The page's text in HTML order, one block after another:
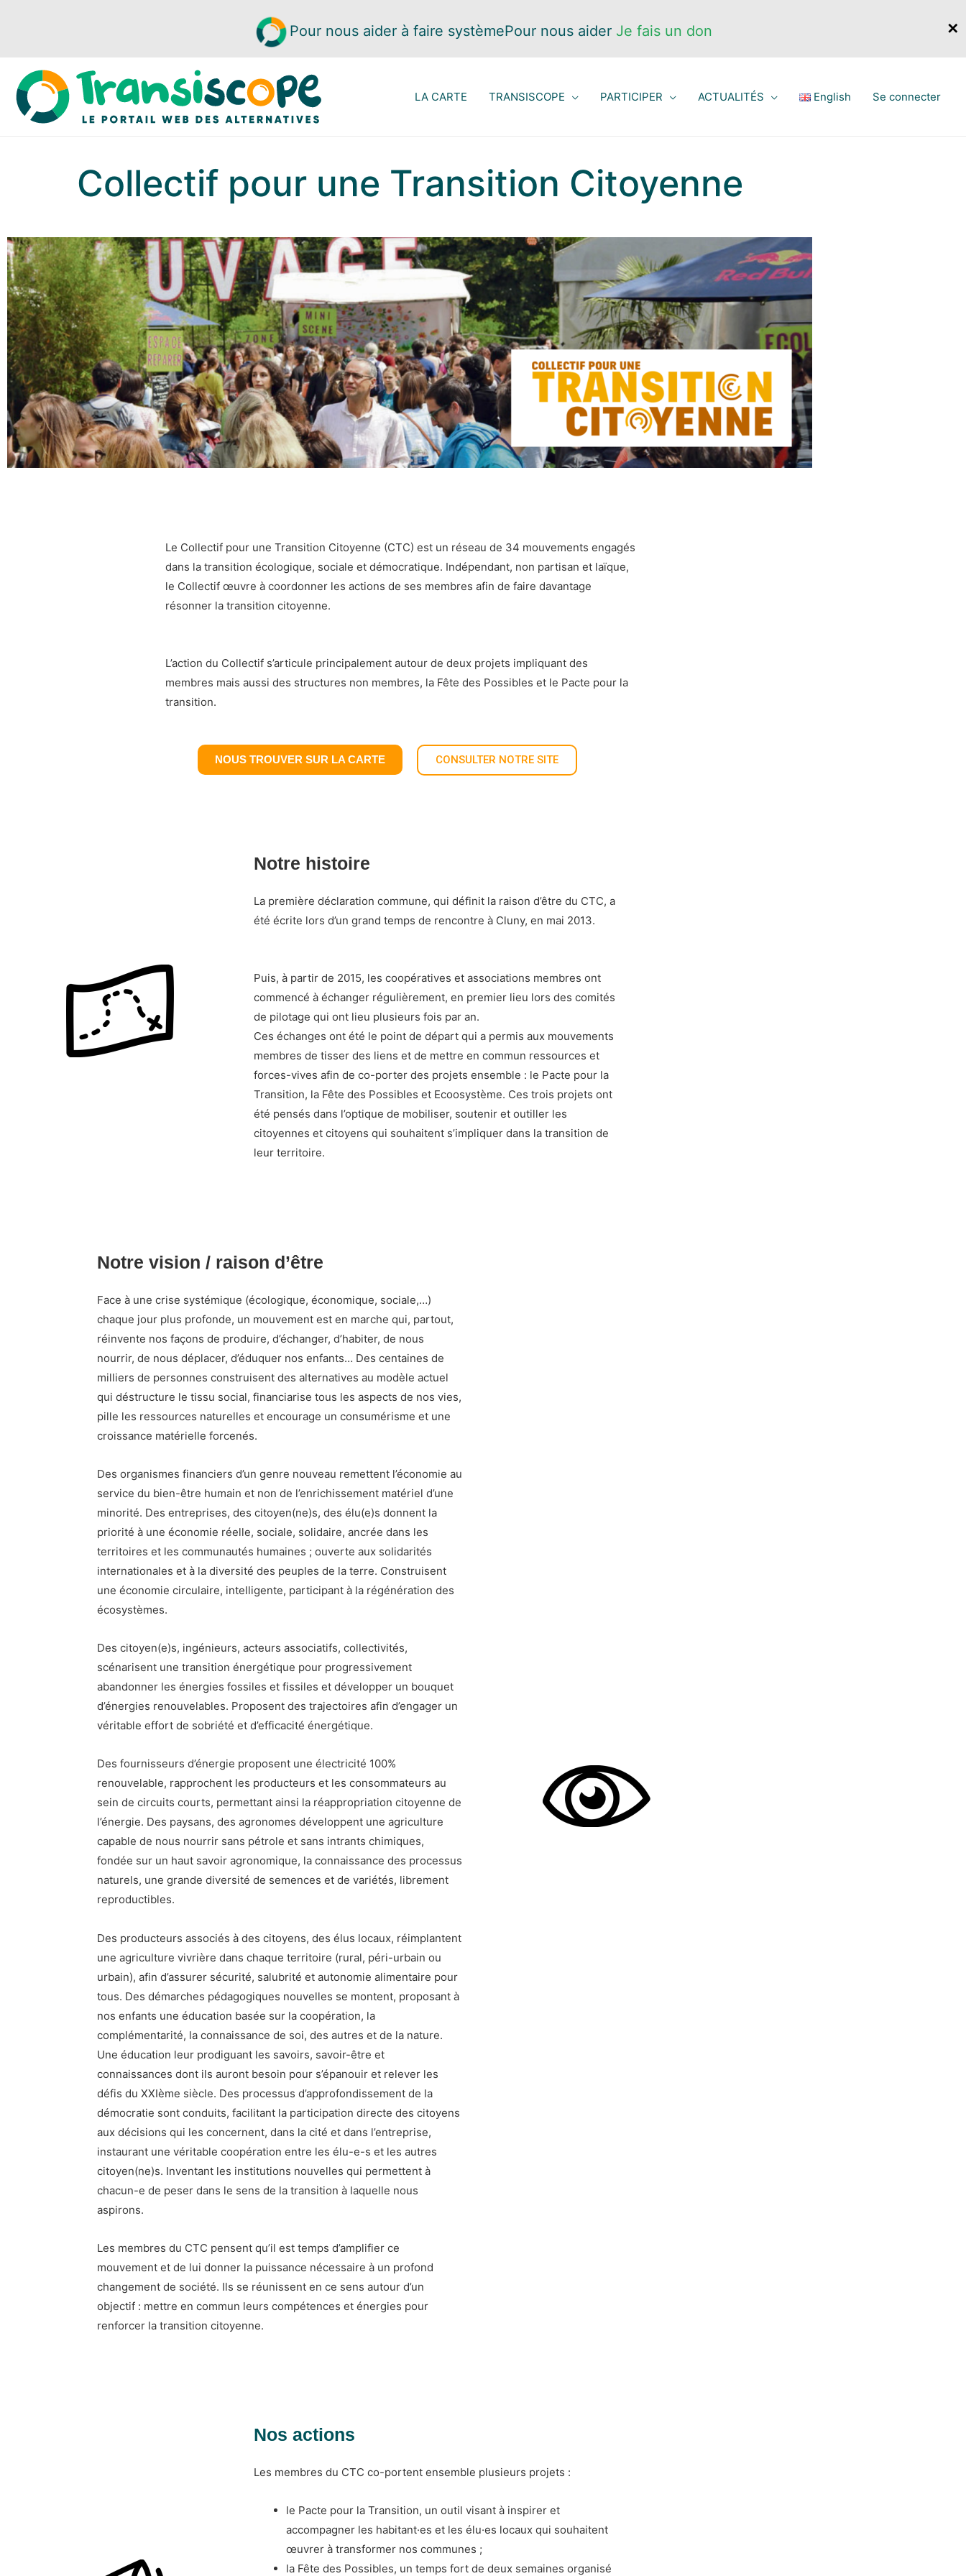
Pour nous aider à faire systèmePour nous aider Je fais un don ✕
LA CARTE TRANSISCOPE PARTICIPER ACTUALITÉS English Se connecter
Collectif pour une Transition Citoyenne
Le Collectif pour une Transition Citoyenne (CTC) est un réseau de 34 mouvements engagés
dans la transition écologique, sociale et démocratique. Indépendant, non partisan et laïque,
le Collectif œuvre à coordonner les actions de ses membres afin de faire davantage
résonner la transition citoyenne.
L’action du Collectif s’articule principalement autour de deux projets impliquant des
membres mais aussi des structures non membres, la Fête des Possibles et le Pacte pour la
transition.
NOUS TROUVER SUR LA CARTE CONSULTER NOTRE SITE
Notre histoire
La première déclaration commune, qui définit la raison d’être du CTC, a
été écrite lors d’un grand temps de rencontre à Cluny, en mai 2013.
Puis, à partir de 2015, les coopératives et associations membres ont
commencé à échanger régulièrement, en premier lieu lors des comités
de pilotage qui ont lieu plusieurs fois par an.
Ces échanges ont été le point de départ qui a permis aux mouvements
membres de tisser des liens et de mettre en commun ressources et
forces-vives afin de co-porter des projets ensemble : le Pacte pour la
Transition, la Fête des Possibles et Ecoosystème. Ces trois projets ont
été pensés dans l’optique de mobiliser, soutenir et outiller les
citoyennes et citoyens qui souhaitent s’impliquer dans la transition de
leur territoire.
Notre vision / raison d’être
Face à une crise systémique (écologique, économique, sociale,…)
chaque jour plus profonde, un mouvement est en marche qui, partout,
réinvente nos façons de produire, d’échanger, d’habiter, de nous
nourrir, de nous déplacer, d’éduquer nos enfants… Des centaines de
milliers de personnes construisent des alternatives au modèle actuel
qui déstructure le tissu social, financiarise tous les aspects de nos vies,
pille les ressources naturelles et encourage un consumérisme et une
croissance matérielle forcenés.
Des organismes financiers d’un genre nouveau remettent l’économie au
service du bien-être humain et non de l’enrichissement matériel d’une
minorité. Des entreprises, des citoyen(ne)s, des élu(e)s donnent la
priorité à une économie réelle, sociale, solidaire, ancrée dans les
territoires et les communautés humaines ; ouverte aux solidarités
internationales et à la diversité des peuples de la terre. Construisent
une économie circulaire, intelligente, participant à la régénération des
écosystèmes.
Des citoyen(e)s, ingénieurs, acteurs associatifs, collectivités,
scénarisent une transition énergétique pour progressivement
abandonner les énergies fossiles et fissiles et développer un bouquet
d’énergies renouvelables. Proposent des trajectoires afin d’engager un
véritable effort de sobriété et d’efficacité énergétique.
Des fournisseurs d’énergie proposent une électricité 100%
renouvelable, rapprochent les producteurs et les consommateurs au
sein de circuits courts, permettant ainsi la réappropriation citoyenne de
l’énergie. Des paysans, des agronomes développent une agriculture
capable de nous nourrir sans pétrole et sans intrants chimiques,
fondée sur un haut savoir agronomique, la connaissance des processus
naturels, une grande diversité de semences et de variétés, librement
reproductibles.
Des producteurs associés à des citoyens, des élus locaux, réimplantent
une agriculture vivrière dans chaque territoire (rural, péri-urbain ou
urbain), afin d’assurer sécurité, salubrité et autonomie alimentaire pour
tous. Des démarches pédagogiques nouvelles se montent, proposant à
nos enfants une éducation basée sur la coopération, la
complémentarité, la connaissance de soi, des autres et de la nature.
Une éducation leur prodiguant les savoirs, savoir-être et
connaissances dont ils auront besoin pour s’épanouir et relever les
défis du XXIème siècle. Des processus d’approfondissement de la
démocratie sont conduits, facilitant la participation directe des citoyens
aux décisions qui les concernent, dans la cité et dans l’entreprise,
instaurant une véritable coopération entre les élu-e-s et les autres
citoyen(ne)s. Inventant les institutions nouvelles qui permettent à
chacun-e de peser dans le sens de la transition à laquelle nous
aspirons.
Les membres du CTC pensent qu’il est temps d’amplifier ce
mouvement et de lui donner la puissance nécessaire à un profond
changement de société. Ils se réunissent en ce sens autour d’un
objectif : mettre en commun leurs compétences et énergies pour
renforcer la transition citoyenne.
Nos actions
Les membres du CTC co-portent ensemble plusieurs projets :
le Pacte pour la Transition, un outil visant à inspirer et
accompagner les habitant·es et les élu·es locaux qui souhaitent
œuvrer à transformer nos communes ;
la Fête des Possibles, un temps fort de deux semaines organisé